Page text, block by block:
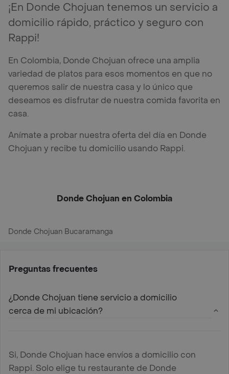
¡En Donde Chojuan tenemos un servicio a
domicilio rápido, práctico y seguro con
Rappi!
En Colombia, Donde Chojuan ofrece una amplia
variedad de platos para esos momentos en que no
queremos salir de nuestra casa y lo único que
deseamos es disfrutar de nuestra comida favorita en
casa.
Anímate a probar nuestra oferta del día en Donde
Chojuan y recibe tu domicilio usando Rappi.
Donde Chojuan en Colombia
Donde Chojuan Bucaramanga
Preguntas frecuentes
¿Donde Chojuan tiene servicio a domicilio
cerca de mi ubicación?
Si, Donde Chojuan hace envíos a domicilio con
Rappi. Solo elige tu restaurante de Donde